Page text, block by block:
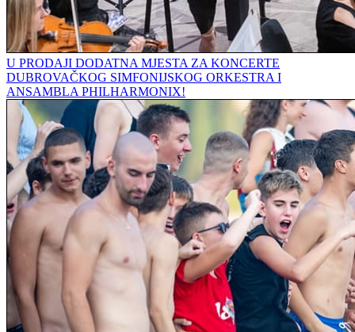
U PRODAJI DODATNA MJESTA ZA KONCERTE
DUBROVAČKOG SIMFONIJSKOG ORKESTRA I
ANSAMBLA PHILHARMONIX!